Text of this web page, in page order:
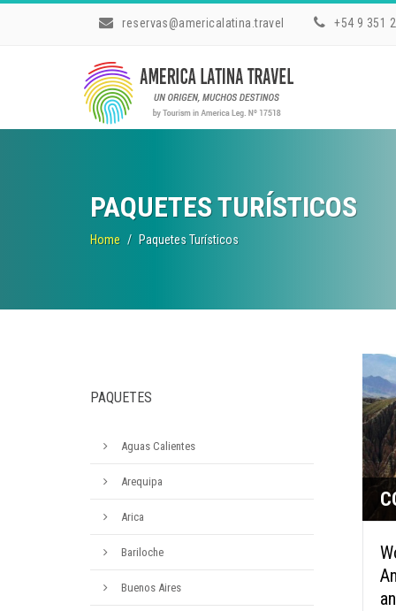
reservas@americalatina.travel +54 9 351
PAQUETES TURÍSTICOS
Home Paquetes Turísticos
PAQUETES
Aguas Calientes
Arequipa
Arica
Bariloche
Buenos Aires